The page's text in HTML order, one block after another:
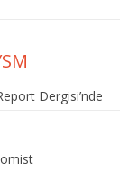
Dergisi’nde